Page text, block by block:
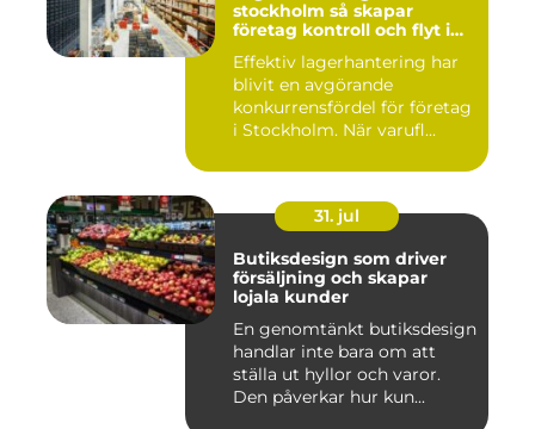
stockholm så skapar
företag kontroll och flyt i
Effektiv lagerhantering har
blivit en avgörande
konkurrensfördel för företag
i Stockholm. När varufl...
31. jul
Butiksdesign som driver
försäljning och skapar
lojala kunder
En genomtänkt butiksdesign
handlar inte bara om att
ställa ut hyllor och varor.
Den påverkar hur kun...